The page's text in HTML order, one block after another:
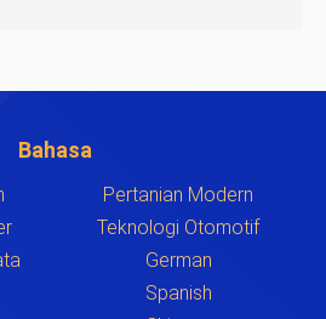
Bahasa
Pertanian Modern
Teknologi Otomotif
German
Spanish